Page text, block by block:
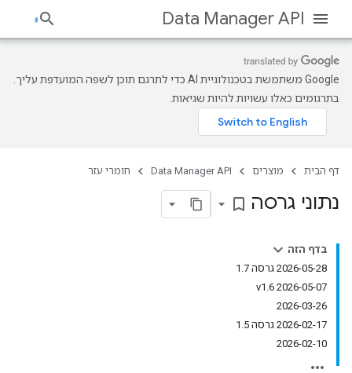
Data Manager API
‫Google משתמשת בטכנולוגיית AI כדי לתרגם תוכן לשפה המועדפת עליך.
בתרגומים כאלו עשויות להיות שגיאות.
דף הבית מוצרים Data Manager API חומרי עזר
נתוני גרסה bookmark_border
בדף הזה
‫2026-05-28 גרסה 1.7
‫2026-05-07 v1.6
2026-03-26
‫2026-02-17 גרסה 1.5
2026-02-10